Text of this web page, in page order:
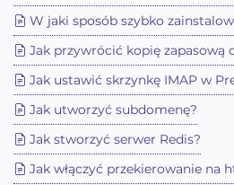
W jaki sposób szybko
Jak przywrócić kopię zapasową
Jak ustawić skrzynkę IMAP w
Jak utworzyć subdomenę?
Jak stworzyć serwer Redis?
Jak włączyć przekierowanie na